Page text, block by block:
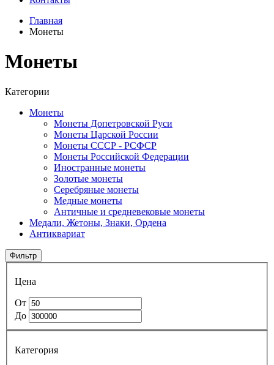
Главная
Монеты
Монеты
Категории
Монеты
Монеты Допетровской Руси
Монеты Царской России
Монеты СССР - РСФСР
Монеты Российской Федерации
Иностранные монеты
Золотые монеты
Серебряные монеты
Медные монеты
Античные и средневековые монеты
Медали, Жетоны, Знаки, Ордена
Антиквариат
Фильтр
Цена
От
До
Категория